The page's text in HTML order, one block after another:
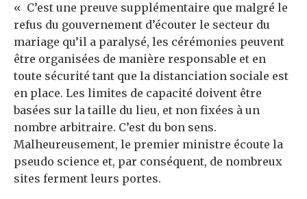
« C’est une preuve supplémentaire que malgré le
refus du gouvernement d’écouter le secteur du
mariage qu’il a paralysé, les cérémonies peuvent
être organisées de manière responsable et en
toute sécurité tant que la distanciation sociale est
en place. Les limites de capacité doivent être
basées sur la taille du lieu, et non fixées à un
nombre arbitraire. C’est du bon sens.
Malheureusement, le premier ministre écoute la
pseudo science et, par conséquent, de nombreux
sites ferment leurs portes.